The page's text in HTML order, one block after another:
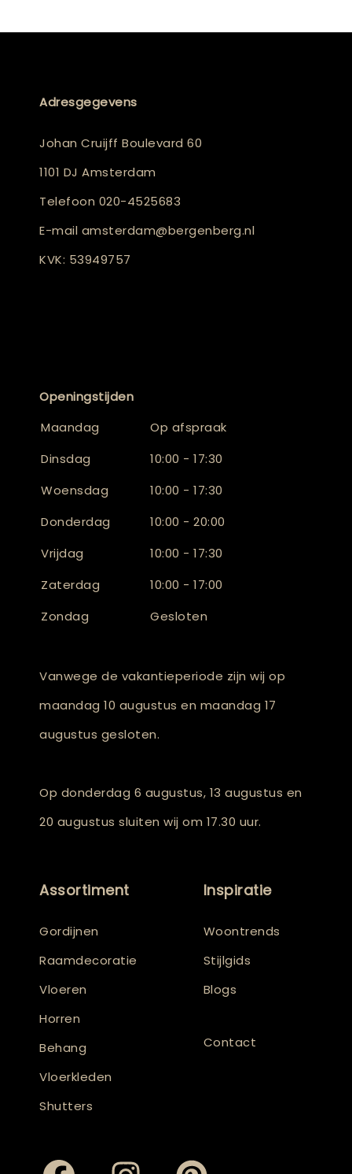
Adresgegevens
Johan Cruijff Boulevard 60
1101 DJ Amsterdam
Telefoon 020-4525683
E-mail amsterdam@bergenberg.nl
KVK: 53949757
Openingstijden
Maandag
Op afspraak
Dinsdag
10:00 - 17:30
Woensdag
10:00 - 17:30
Donderdag
10:00 - 20:00
Vrijdag
10:00 - 17:30
Zaterdag
10:00 - 17:00
Zondag
Gesloten
Vanwege de vakantieperiode zijn wij op
maandag 10 augustus en maandag 17
augustus gesloten.
Op donderdag 6 augustus, 13 augustus en
20 augustus sluiten wij om 17.30 uur.
Assortiment
Gordijnen
Raamdecoratie
Vloeren
Horren
Behang
Vloerkleden
Shutters
Inspiratie
Woontrends
Stijlgids
Blogs
Contact